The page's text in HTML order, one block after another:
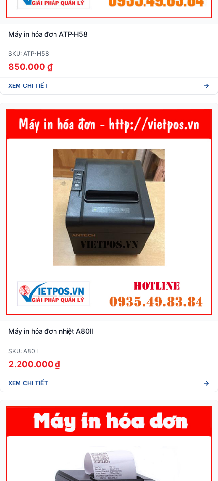
Máy in hóa đơn ATP-H58
SKU: ATP-H58
850.000 ₫
XEM CHI TIẾT
Máy in hóa đơn nhiệt A80II
SKU: A80II
2.200.000 ₫
XEM CHI TIẾT